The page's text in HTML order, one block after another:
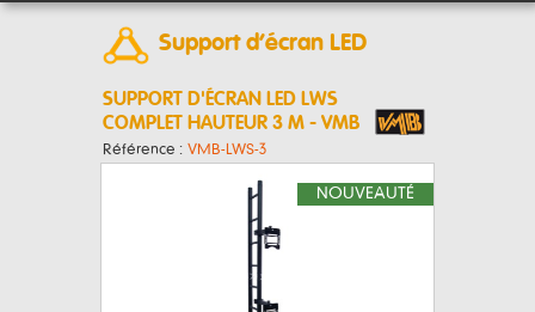
Support d’écran LED
SUPPORT D'ÉCRAN LED LWS
COMPLET HAUTEUR 3 M - VMB
Référence : VMB-LWS-3
NOUVEAUTÉ